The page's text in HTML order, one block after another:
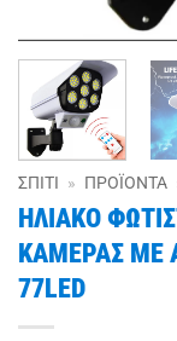
ΣΠΊΤΙ » ΠΡΟΪΌΝΤΑ
ΗΛΙΑΚΟ
ΚΑΜΕΡΑΣ ΜΕ
77LED